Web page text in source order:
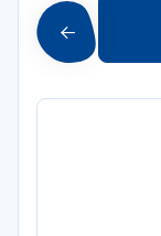
Précédent